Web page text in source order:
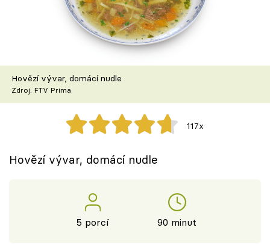
TV Program
Recepty z TV
Speciál: Cuketa
Těhotnej kuchař
Sledujte prima+
Hovězí vývar, domácí nudle
Zdroj: FTV Prima
117x
Hovězí vývar, domácí nudle
5 porcí 90 minut